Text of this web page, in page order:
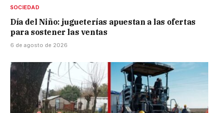
SOCIEDAD
Día del Niño: jugueterías apuestan a las ofertas
para sostener las ventas
6 de agosto de 2026